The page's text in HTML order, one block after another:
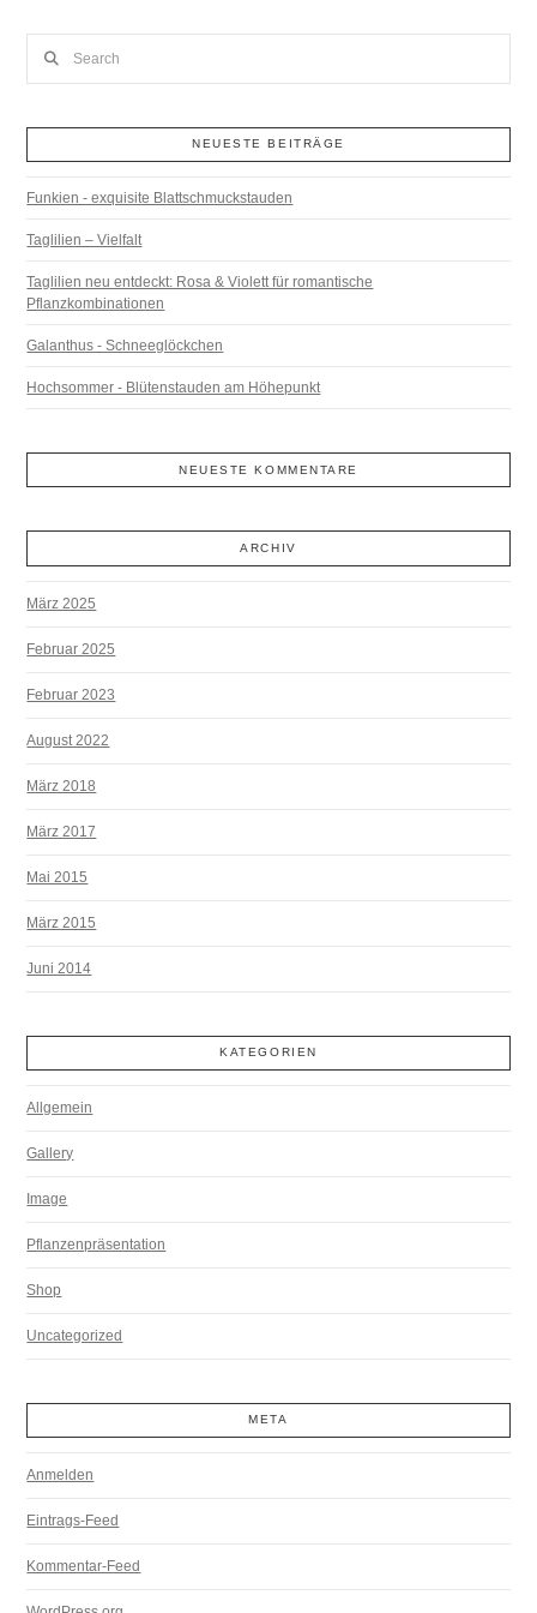
NEUESTE BEITRÄGE
Funkien - exquisite Blattschmuckstauden
Taglilien – Vielfalt
Taglilien neu entdeckt: Rosa & Violett für romantische
Pflanzkombinationen
Galanthus - Schneeglöckchen
Hochsommer - Blütenstauden am Höhepunkt
NEUESTE KOMMENTARE
ARCHIV
März 2025
Februar 2025
Februar 2023
August 2022
März 2018
März 2017
Mai 2015
März 2015
Juni 2014
KATEGORIEN
Allgemein
Gallery
Image
Pflanzenpräsentation
Shop
Uncategorized
META
Anmelden
Eintrags-Feed
Kommentar-Feed